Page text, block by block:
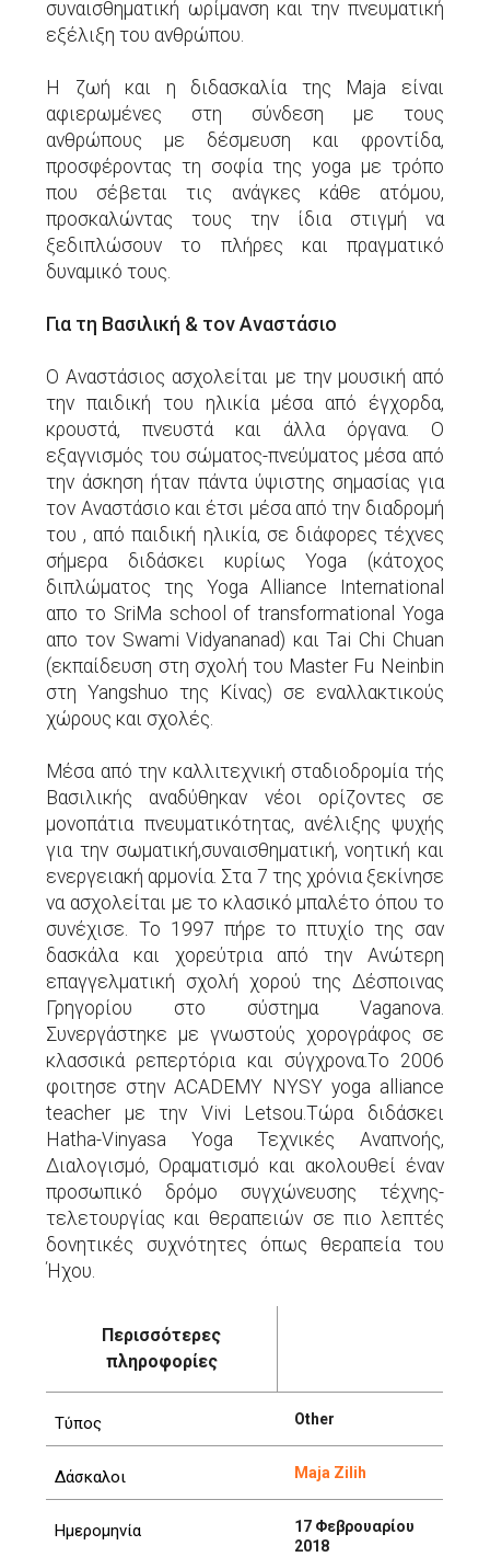
συναισθηματική ωρίμανση και την πνευματική
εξέλιξη του ανθρώπου.
Η ζωή και η διδασκαλία της Maja είναι
αφιερωμένες στη σύνδεση με τους
ανθρώπους με δέσμευση και φροντίδα,
προσφέροντας τη σοφία της yoga με τρόπο
που σέβεται τις ανάγκες κάθε ατόμου,
προσκαλώντας τους την ίδια στιγμή να
ξεδιπλώσουν το πλήρες και πραγματικό
δυναμικό τους.
Για τη Βασιλική & τον Αναστάσιο
Ο Αναστάσιος ασχολείται με την μουσική από
την παιδική του ηλικία μέσα από έγχορδα,
κρουστά, πνευστά και άλλα όργανα. Ο
εξαγνισμός του σώματος-πνεύματος μέσα από
την άσκηση ήταν πάντα ύψιστης σημασίας για
τον Αναστάσιο και έτσι μέσα από την διαδρομή
του , από παιδική ηλικία, σε διάφορες τέχνες
σήμερα διδάσκει κυρίως Yoga (κάτοχος
διπλώματος της Yoga Alliance International
απο το SriMa school of transformational Yoga
απο τον Swami Vidyananad) και Tai Chi Chuan
(εκπαίδευση στη σχολή του Master Fu Neinbin
στη Yangshuo της Κίνας) σε εναλλακτικούς
χώρους και σχολές.
Μέσα από την καλλιτεχνική σταδιοδρομία τής
Βασιλικής αναδύθηκαν νέοι ορίζοντες σε
μονοπάτια πνευματικότητας, ανέλιξης ψυχής
για την σωματική,συναισθηματική, νοητική και
ενεργειακή αρμονία. Στα 7 της χρόνια ξεκίνησε
να ασχολείται με το κλασικό μπαλέτο όπου το
συνέχισε. Το 1997 πήρε το πτυχίο της σαν
δασκάλα και χορεύτρια από την Ανώτερη
επαγγελματική σχολή χορού της Δέσποινας
Γρηγορίου στο σύστημα Vaganova.
Συνεργάστηκε με γνωστούς χορογράφος σε
κλασσικά ρεπερτόρια και σύγχρονα.Το 2006
φοιτησε στην ACADEMY NYSY yoga alliance
teacher με την Vivi Letsou.Τώρα διδάσκει
Hatha-Vinyasa Yoga Τεχνικές Αναπνοής,
Διαλογισμό, Οραματισμό και ακολουθεί έναν
προσωπικό δρόμο συγχώνευσης τέχνης-
τελετουργίας και θεραπειών σε πιο λεπτές
δονητικές συχνότητες όπως θεραπεία του
Ήχου.
Περισσότερες
πληροφορίες
Τύπος Other
Δάσκαλοι Maja Zilih
Ημερομηνία
17 Φεβρουαρίου
2018